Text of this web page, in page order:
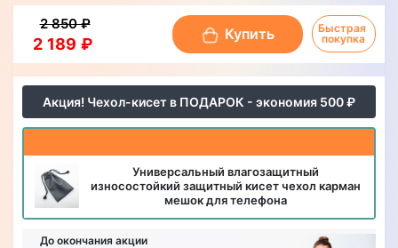
Акция! Чехол-кисет в ПОДАРОК - экономия 500 ₽
Универсальный влагозащитный
износостойкий защитный кисет чехол карман
мешок для телефона
До окончания акции
2 189 ₽
2 850 ₽
Купить
Быстрая
покупка